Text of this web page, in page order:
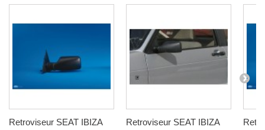
Retroviseur SEAT IBIZA
Retroviseur SEAT IBIZA